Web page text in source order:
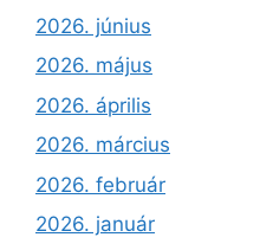
2026. június
2026. május
2026. április
2026. március
2026. február
2026. január